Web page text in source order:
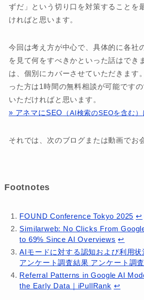
ずだ」という切り口を対策することを
ければと思います。
今回は考え方が中心で、具体的に各社
を見て何をすべきかといった話はでき
は、個別にカバーさせていただきます
った方は1時間の無料相談が可能です
いただければと思います。
» アネマにSEO
（AI検索のSEOを含む）
それでは、次のブログまたは動画でお
Footnotes
FOUND Conference Tokyo 2025 ↩︎
Similarweb: No Clicks From
to 69% Since AI Overviews ↩︎
AIモードに対する認知および利用状
アンケート調査結果 アンケート調
Referral Patterns in Google AI
the Early Data｜iPullRank ↩︎